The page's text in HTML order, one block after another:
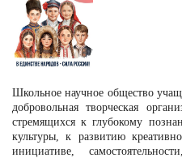
Школьное научное общество
добровольная творческая
стремящихся к глубокому
культуры, к развитию
инициативе,